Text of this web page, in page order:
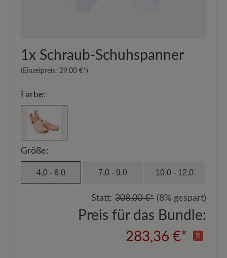
1x Schraub-Schuhspanner
(Einzelpreis: 29,00 €*)
Farbe:
Größe:
4,0 - 6,0 7,0 - 9,0 10,0 - 12,0
Statt: 308,00 €* (8% gespart)
Preis für das Bundle:
283,36 €*
%